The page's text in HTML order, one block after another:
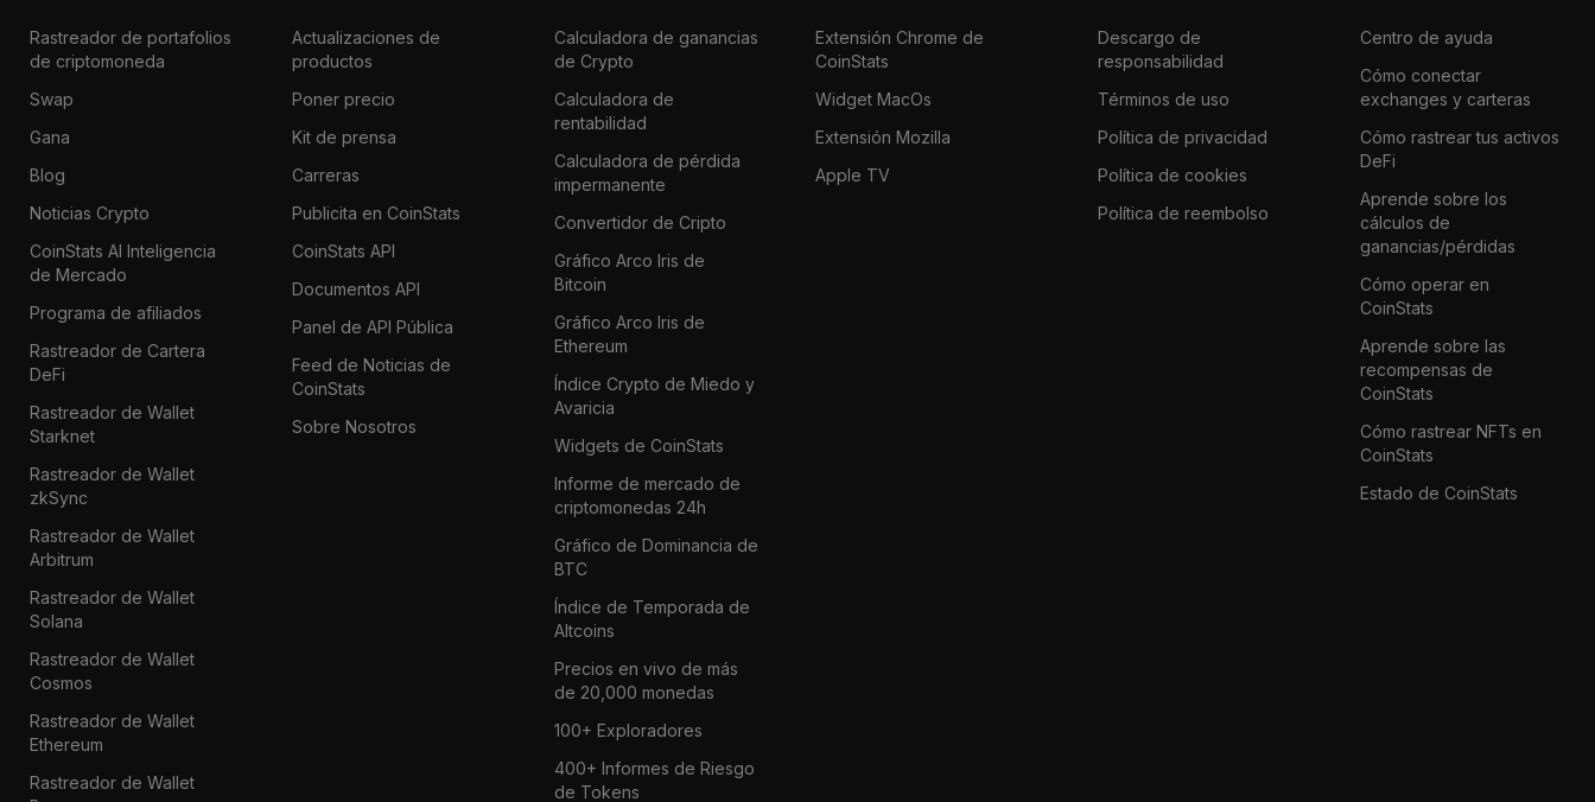
Rastreador de portafolios
de criptomoneda
Swap
Gana
Blog
Noticias Crypto
CoinStats AI Inteligencia
de Mercado
Programa de afiliados
Rastreador de Cartera
DeFi
Rastreador de Wallet
Starknet
Rastreador de Wallet
zkSync
Rastreador de Wallet
Arbitrum
Rastreador de Wallet
Solana
Rastreador de Wallet
Cosmos
Rastreador de Wallet
Ethereum
Rastreador de Wallet
Actualizaciones de
productos
Poner precio
Kit de prensa
Carreras
Publicita en CoinStats
CoinStats API
Documentos API
Panel de API Pública
Feed de Noticias de
CoinStats
Sobre Nosotros
Calculadora de ganancias
de Crypto
Calculadora de
rentabilidad
Calculadora de pérdida
impermanente
Convertidor de Cripto
Gráfico Arco Iris de
Bitcoin
Gráfico Arco Iris de
Ethereum
Índice Crypto de Miedo y
Avaricia
Widgets de CoinStats
Informe de mercado de
criptomonedas 24h
Gráfico de Dominancia de
BTC
Índice de Temporada de
Altcoins
Precios en vivo de más
de 20,000 monedas
100+ Exploradores
400+ Informes de Riesgo
de Tokens
Extensión Chrome de
CoinStats
Widget MacOs
Extensión Mozilla
Apple TV
Descargo de
responsabilidad
Términos de uso
Política de privacidad
Política de cookies
Política de reembolso
Centro de ayuda
Cómo conectar
exchanges y carteras
Cómo rastrear tus activos
DeFi
Aprende sobre los
cálculos de
ganancias/pérdidas
Cómo operar en
CoinStats
Aprende sobre las
recompensas de
CoinStats
Cómo rastrear NFTs en
CoinStats
Estado de CoinStats